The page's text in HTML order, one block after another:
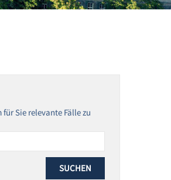
für Sie relevante Fälle zu